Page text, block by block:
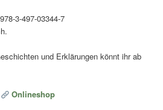
3-497-03344-7
und Erklärungen könnt ihr ab
Onlineshop